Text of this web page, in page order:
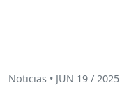
Noticias • JUN 19 / 2025